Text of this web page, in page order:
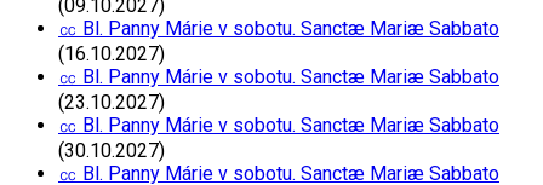
(09.10.2027)
㏄ Bl. Panny Márie v sobotu. Sanctæ Mariæ Sabbato
(16.10.2027)
㏄ Bl. Panny Márie v sobotu. Sanctæ Mariæ Sabbato
(23.10.2027)
㏄ Bl. Panny Márie v sobotu. Sanctæ Mariæ Sabbato
(30.10.2027)
㏄ Bl. Panny Márie v sobotu. Sanctæ Mariæ Sabbato